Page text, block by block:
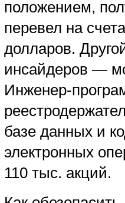
положением,
перевел на
долларов.
инсайдеров —
Инженер-
базе данных и
электронных
110 тыс. акций.